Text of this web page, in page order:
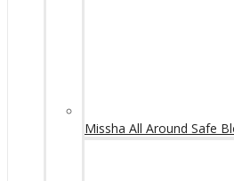
Missha All Around Safe